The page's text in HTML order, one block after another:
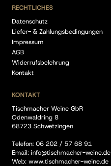
RECHTLICHES
Datenschutz
Liefer- & Zahlungsbedingungen
Impressum
AGB
Widerrufsbelehrung
Kontakt
KONTAKT
Tischmacher Weine GbR
Odenwaldring 8
68723 Schwetzingen
Telefon: 06 202 / 57 68 91
Email: info@tischmacher-weine.de
Web: www.tischmacher-weine.de